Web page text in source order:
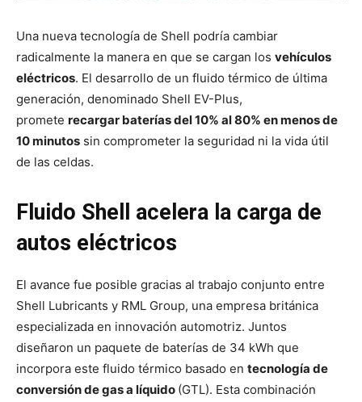
Una nueva tecnología de Shell podría cambiar
radicalmente la manera en que se cargan los vehículos
eléctricos. El desarrollo de un fluido térmico de última
generación, denominado Shell EV-Plus,
promete recargar baterías del 10% al 80% en menos de
10 minutos sin comprometer la seguridad ni la vida útil
de las celdas.
Fluido Shell acelera la carga de
autos eléctricos
El avance fue posible gracias al trabajo conjunto entre
Shell Lubricants y RML Group, una empresa británica
especializada en innovación automotriz. Juntos
diseñaron un paquete de baterías de 34 kWh que
incorpora este fluido térmico basado en tecnología de
conversión de gas a líquido (GTL). Esta combinación